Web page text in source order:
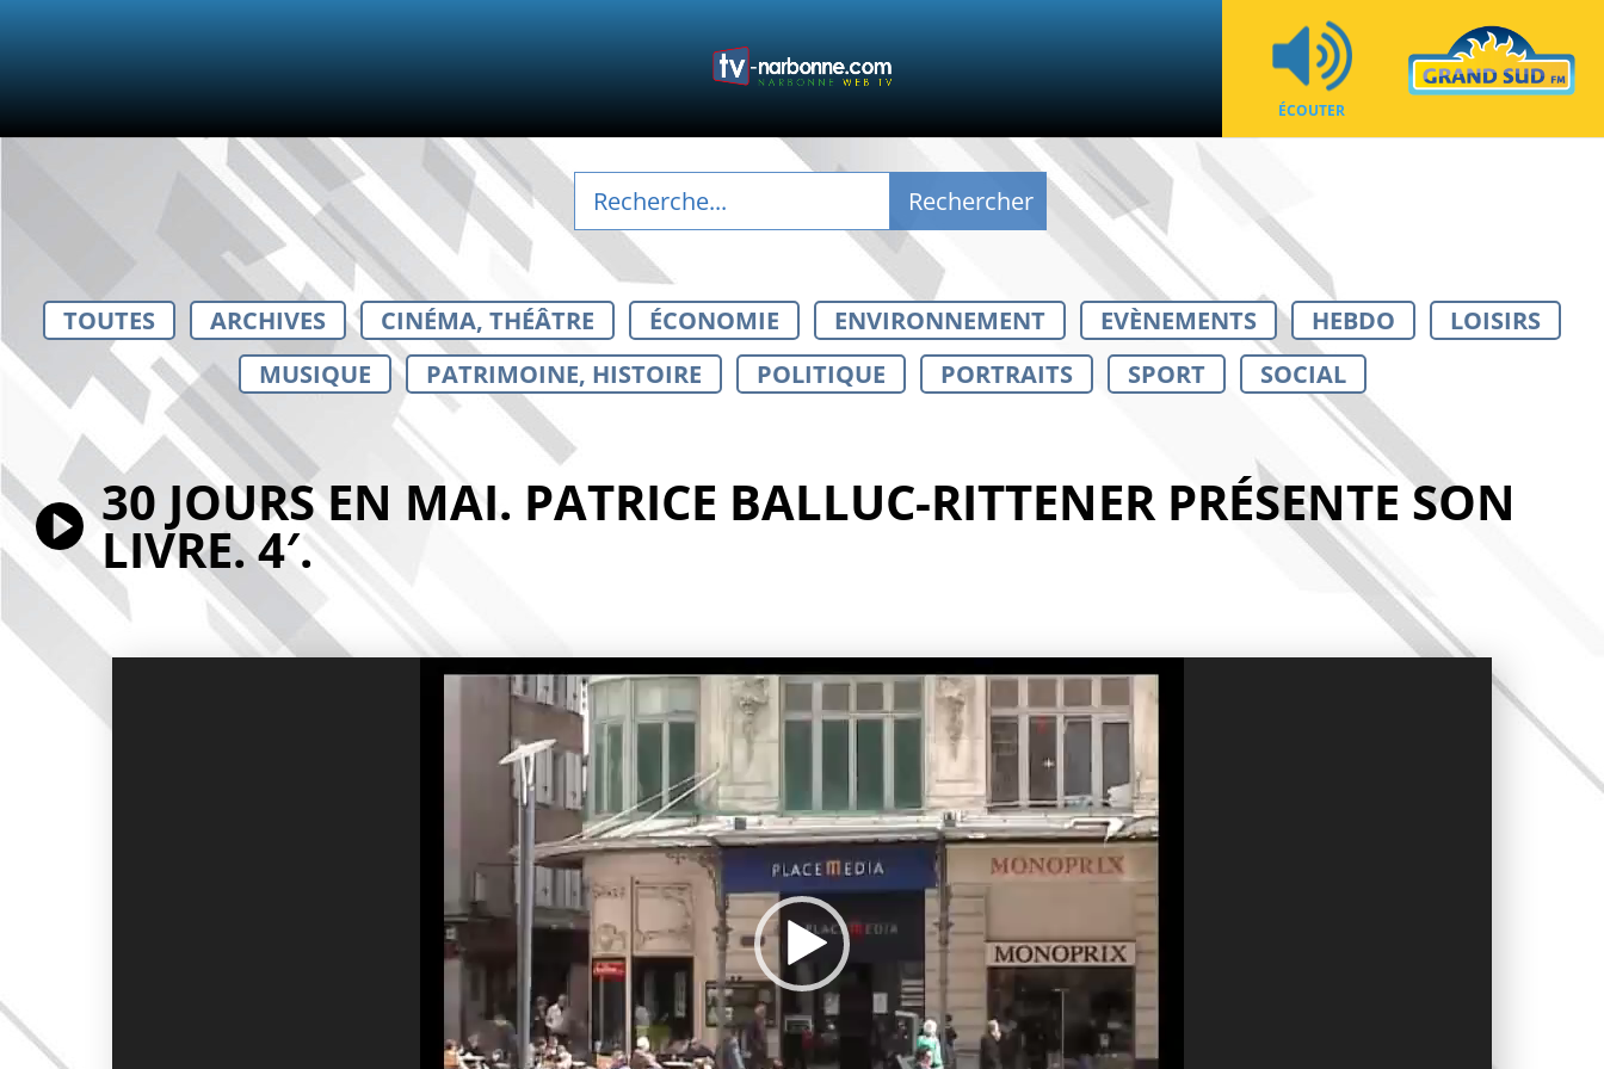
ÉCOUTER
TOUTES ARCHIVES CINÉMA, THÉÂTRE ÉCONOMIE ENVIRONNEMENT EVÈNEMENTS HEBDO
LOISIRS
MUSIQUE
PATRIMOINE, HISTOIRE POLITIQUE PORTRAITS SPORT SOCIAL
30 JOURS EN MAI. PATRICE BALLUC-RITTENER PRÉSENTE SON
LIVRE. 4′.
Lecteur